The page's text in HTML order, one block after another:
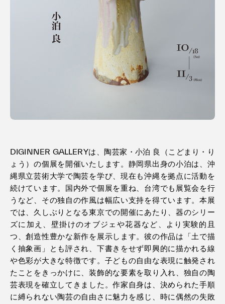
DIGINNER GALLERYは、陶芸家・小泊 良（こどまり・り
ょう）の個展を開催いたします。静岡県出身の小泊は、沖
縄県立芸術大学で陶芸を学び、現在も沖縄を拠点に活動を
続けています。国内外で個展を重ね、台湾でも展覧会を行
うなど、その独自の作風は幅広い支持を得ています。本展
では、久しぶりとなる東京での開催にあたり、器のシリー
ズに加え、壁掛けのオブジェや花器など、より実験的且
つ、創造性豊かな新作を展示します。彼の作品は「土で描
く抽象画」とも評され、下書きをせず即興的に描かれる線
や色彩が大きな特徴です。子どもの自由な表現に触発され
たことをきっかけに、装飾的な要素を取り入れ、独自の陶
芸表現を確立してきました。作家自身は、決められた手順
に縛られない陶芸の自由さに魅力を感じ、時に偶然の失敗